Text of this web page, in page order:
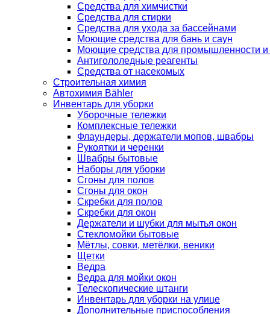
Средства для химчистки
Средства для стирки
Средства для ухода за бассейнами
Моющие средства для бань и саун
Моющие средства для промышленности и
Антигололедные реагенты
Средства от насекомых
Строительная химия
Автохимия Bähler
Инвентарь для уборки
Уборочные тележки
Комплексные тележки
Флаундеры, держатели мопов, швабры
Рукоятки и черенки
Швабры бытовые
Наборы для уборки
Сгоны для полов
Сгоны для окон
Скребки для полов
Скребки для окон
Держатели и шубки для мытья окон
Стекломойки бытовые
Мётлы, совки, метёлки, веники
Щетки
Ведра
Ведра для мойки окон
Телескопические штанги
Инвентарь для уборки на улице
Дополнительные приспособления